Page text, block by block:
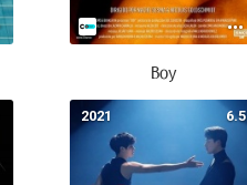
Boy
6.5
2021